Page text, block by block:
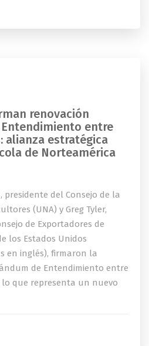
renovación
entre
alianza estratégica
de Norteamérica
del Consejo de la
(UNA) y Greg Tyler,
de Exportadores de
los Estados Unidos
en inglés), firmaron la
de Entendimiento entre
lo que representa un nuevo